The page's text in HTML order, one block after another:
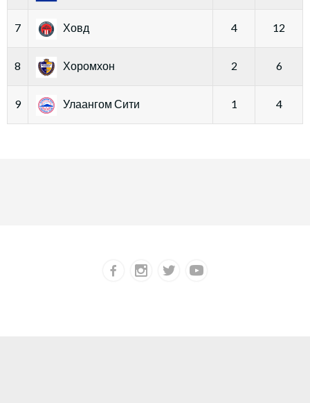
7 Ховд 4 12
8 Хоромхон 2 6
9 Улаангом Сити 1 4